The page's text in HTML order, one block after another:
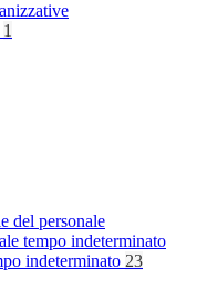
1
del personale
tempo indeterminato
indeterminato 23